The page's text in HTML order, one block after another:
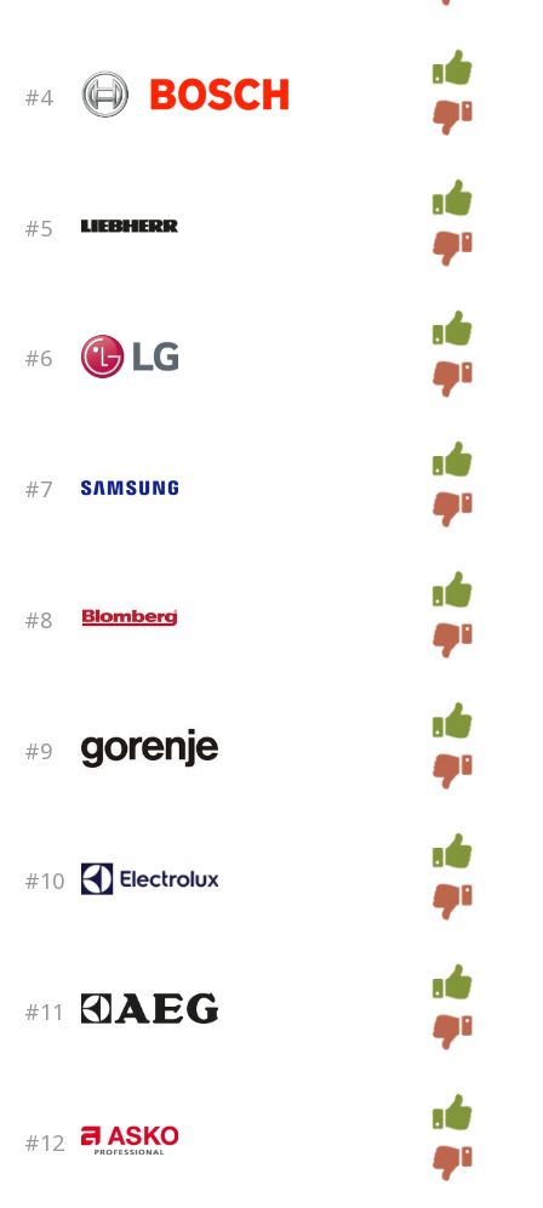
#4
#5
#6
#7
#8
#9
#10
#11
#12